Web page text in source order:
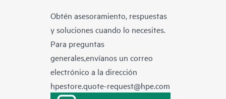
Obtén asesoramiento, respuestas
y soluciones cuando lo necesites.
Para preguntas
generales,envíanos un correo
electrónico a la dirección
hpestore.quote-request@hpe.com